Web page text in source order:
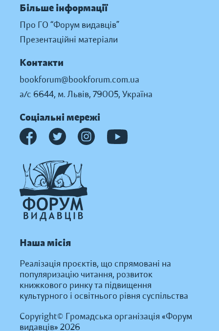
Більше інформації
Про ГО “Форум видавців”
Презентаційні матеріали
Контакти
bookforum@bookforum.com.ua
а/с 6644, м. Львів, 79005, Україна
Соціальні мережі
Наша місія
Реалізація проєктів, що спрямовані на
популяризацію читання, розвиток
книжкового ринку та підвищення
культурного і освітнього рівня суспільства
Copyright© Громадська організація «Форум
видавців» 2026